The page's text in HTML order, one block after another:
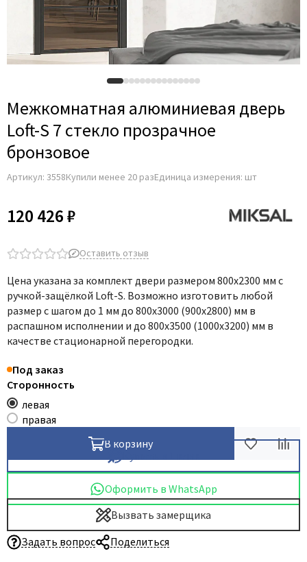
Adden Bau
Albero
Alvero
Archie
Armadillo
Aurum Doors
Belwooddoors
Brandoors
Bussare
Comit
Covali
Dircode
Eclisse
El Porta
Fantom
Fimet
Fratelli Cattini
GlassTur
HSU
Kapelli
Межкомнатная алюминиевая дверь
Loft-S 7 стекло прозрачное
бронзовое
Артикул: 3558Купили менее 20 разЕдиница измерения: шт
120 426 ₽
Оставить отзыв
Цена указана за комплект двери размером 800х2300 мм с
ручкой-защёлкой Loft-S. Возможно изготовить любой
размер с шагом до 1 мм до 800х3000 (900х2800) мм в
распашном исполнении и до 800х3500 (1000х3200) мм в
качестве стационарной перегородки.
Под заказ
Сторонность
левая
правая
В корзину
Оформить в WhatsApp
Вызвать замерщика
Задать вопрос
Поделиться